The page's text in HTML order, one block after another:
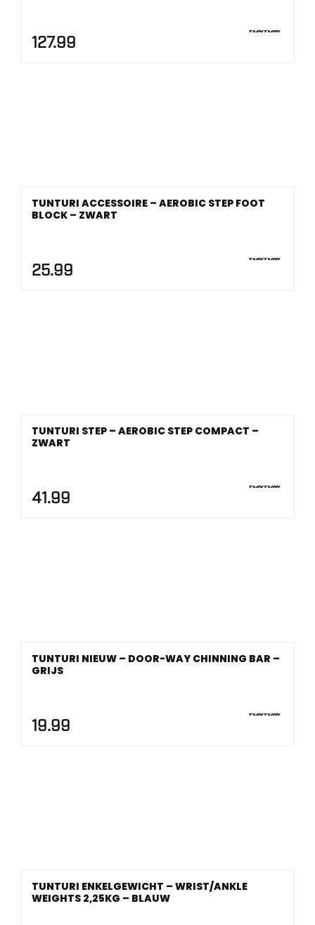
127.99
TUNTURI ACCESSOIRE – AEROBIC STEP FOOT
BLOCK – ZWART
25.99
TUNTURI STEP – AEROBIC STEP COMPACT –
ZWART
41.99
TUNTURI NIEUW – DOOR-WAY CHINNING BAR –
GRIJS
19.99
TUNTURI ENKELGEWICHT – WRIST/ANKLE
WEIGHTS 2,25KG – BLAUW